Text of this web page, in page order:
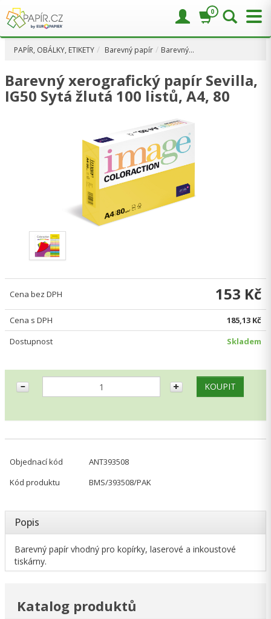
PAPÍR, OBÁLKY, ETIKETY Barevný papír Barevný…
Barevný xerografický papír Sevilla,
IG50 Sytá žlutá 100 listů, A4, 80
Cena bez DPH 153 Kč
Cena s DPH
185,13 Kč
Dostupnost
Skladem
Objednací kód
ANT393508
Kód produktu
BMS/393508/PAK
Popis
Barevný papír vhodný pro kopírky, laserové a inkoustové
tiskárny.
Katalog produktů
0